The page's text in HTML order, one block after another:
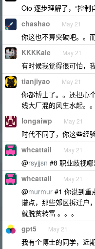
Oio 逐步理解了，“控制
chashao May 21
你这也不算突破吧。。
KKKKale May 21
有时候我觉得很可怕，
tianjiyao May 21
你都博士了。。还担心
线大厂混的风生水起。
longaiwp May 21
时代不同了，你这些经
whcattail May 21
@rsyjjsn #8 职业歧视哪
whcattail May 21
@murmur #1 你说到重
谱点，那些郊区拆迁户
就脱贫转富 。。。
gpt5 May 21
我有个博士的同学，近